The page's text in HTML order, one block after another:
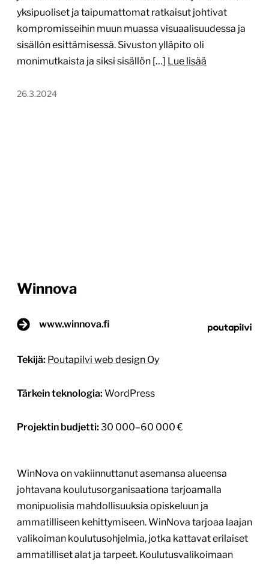
yksipuoliset ja taipumattomat ratkaisut johtivat
kompromisseihin muun muassa visuaalisuudessa ja
sisällön esittämisessä. Sivuston ylläpito oli
monimutkaista ja siksi sisällön […] Lue lisää
26.3.2024
Winnova
www.winnova.fi
Tekijä: Poutapilvi web design Oy
Tärkein teknologia: WordPress
Projektin budjetti: 30 000–60 000 €
WinNova on vakiinnuttanut asemansa alueensa
johtavana koulutusorganisaationa tarjoamalla
monipuolisia mahdollisuuksia opiskeluun ja
ammatilliseen kehittymiseen. WinNova tarjoaa laajan
valikoiman koulutusohjelmia, jotka kattavat erilaiset
ammatilliset alat ja tarpeet. Koulutusvalikoimaan